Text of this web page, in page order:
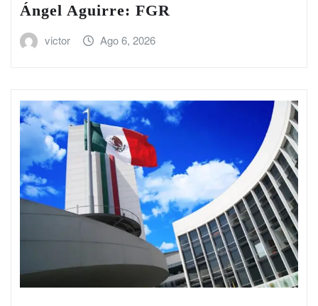
Ángel Aguirre: FGR
victor Ago 6, 2026